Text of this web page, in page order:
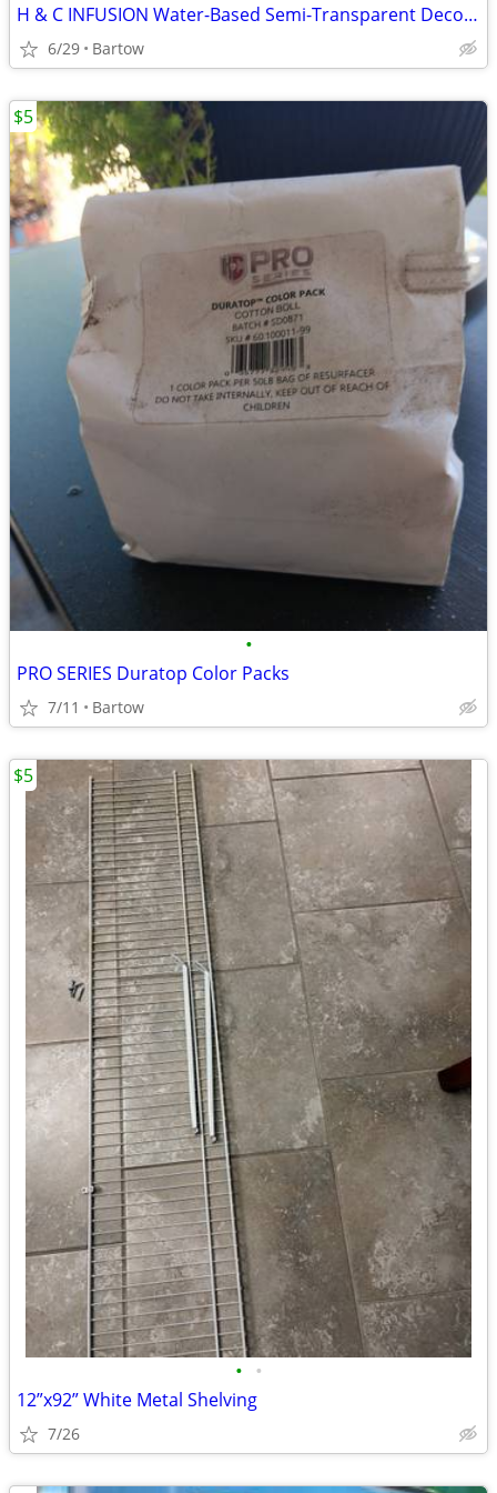
H & C INFUSION Water-Based Semi-Transparent Decorative Stain
6/29 Bartow
•
PRO SERIES Duratop Color Packs
7/11 Bartow
$5
• •
12”x92” White Metal Shelving
7/26
$5